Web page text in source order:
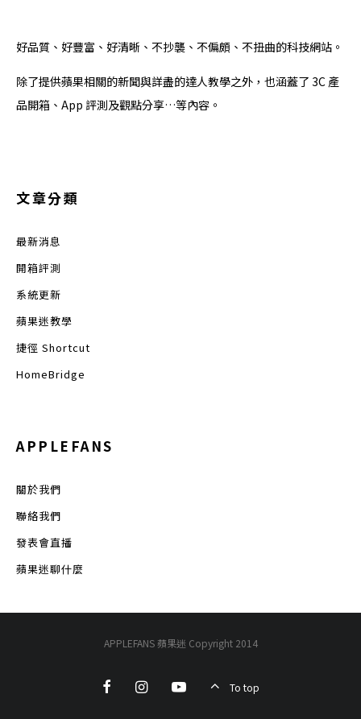
好品質、好豐富、好清晰、不抄襲、不偏頗、不扭曲的科技網站。
除了提供蘋果相關的新聞與詳盡的達人教學之外，也涵蓋了 3C 產
品開箱、App 評測及觀點分享…等內容。
文章分類
最新消息
開箱評測
系統更新
蘋果迷教學
捷徑 Shortcut
HomeBridge
APPLEFANS
關於我們
聯絡我們
發表會直播
蘋果迷聊什麼
APPLEFANS 蘋果迷 Copyright 2014
To top